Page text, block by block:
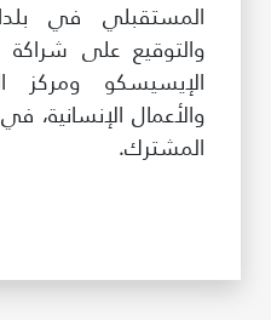
المستقبلي في
والتوقيع على شراكة
الإيسيسكو ومركز
والأعمال الإنسانية،
المشترك.